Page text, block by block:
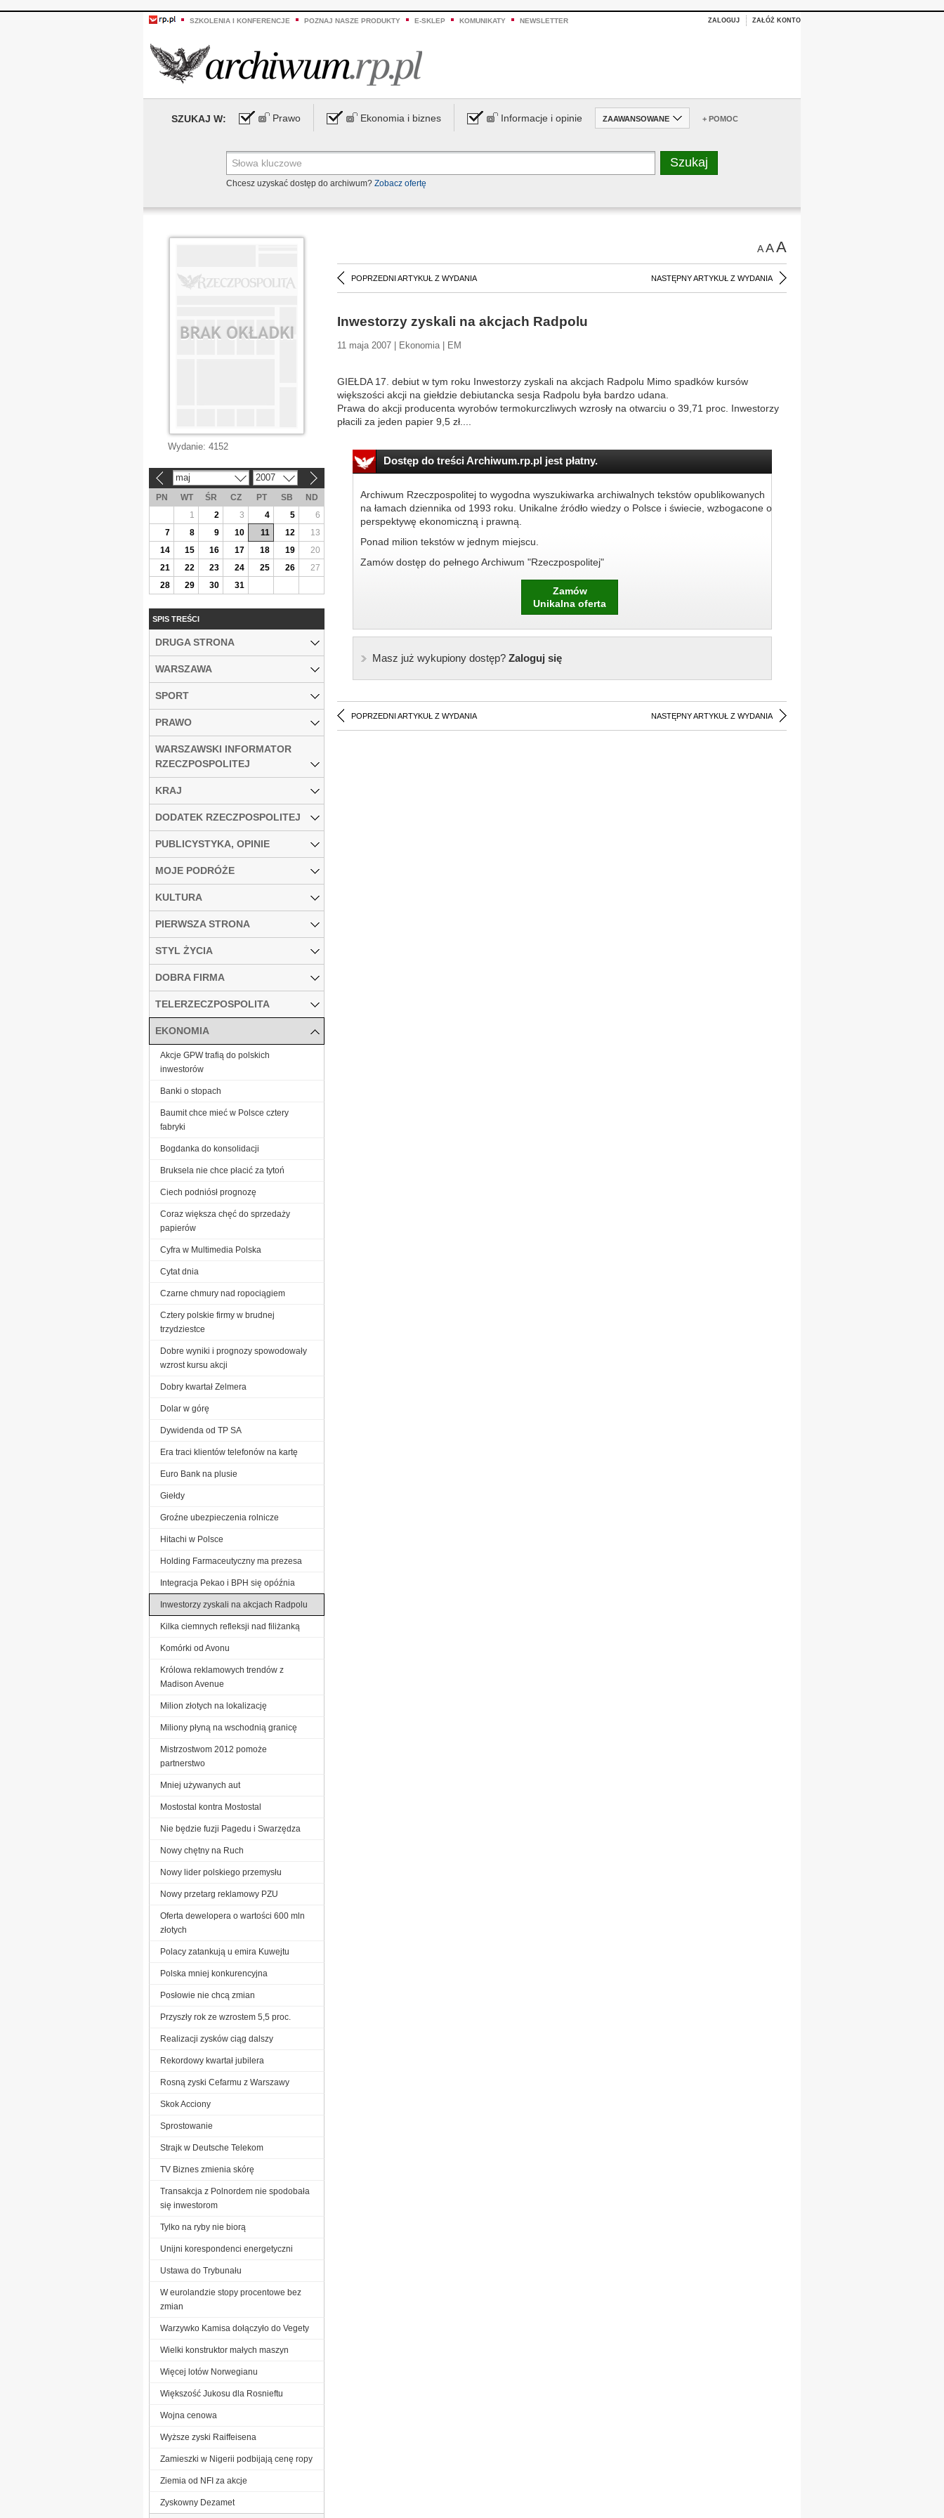
SZKOLENIA I KONFERENCJE POZNAJ NASZE PRODUKTY E-SKLEP KOMUNIKATY NEWSLETTER ZALOGUJ ZAŁÓŻ KONTO
SZUKAJ W: Prawo Ekonomia i biznes Informacje i opinie ZAAWANSOWANE + POMOC
Chcesz uzyskać dostęp do archiwum? Zobacz ofertę
AAA
POPRZEDNI ARTYKUŁ Z WYDANIA NASTĘPNY ARTYKUŁ Z WYDANIA
Inwestorzy zyskali na akcjach Radpolu
11 maja 2007 | Ekonomia | EM
GIEŁDA 17. debiut w tym roku Inwestorzy zyskali na akcjach Radpolu Mimo spadków kursów
większości akcji na giełdzie debiutancka sesja Radpolu była bardzo udana.
Prawa do akcji producenta wyrobów termokurczliwych wzrosły na otwarciu o 39,71 proc. Inwestorzy
płacili za jeden papier 9,5 zł....
Dostęp do treści Archiwum.rp.pl jest płatny.
Archiwum Rzeczpospolitej to wygodna wyszukiwarka archiwalnych tekstów opublikowanych
na łamach dziennika od 1993 roku. Unikalne źródło wiedzy o Polsce i świecie, wzbogacone o
perspektywę ekonomiczną i prawną.
Ponad milion tekstów w jednym miejscu.
Zamów dostęp do pełnego Archiwum "Rzeczpospolitej"
Zamów
Unikalna oferta
Masz już wykupiony dostęp?Zaloguj się
POPRZEDNI ARTYKUŁ Z WYDANIA NASTĘPNY ARTYKUŁ Z WYDANIA
Wydanie: 4152
maj 2007
PN WT ŚR CZ PT SB
ND
1
2 3 4 5
6
7
8 9 10 11 12
13
14
15 16 17 18 19
20
21
22 23 24 25 26
27
28
29 30 31
SPIS TREŚCI
DRUGA STRONA
WARSZAWA
SPORT
PRAWO
WARSZAWSKI INFORMATOR
RZECZPOSPOLITEJ
KRAJ
DODATEK RZECZPOSPOLITEJ
PUBLICYSTYKA, OPINIE
MOJE PODRÓŻE
KULTURA
PIERWSZA STRONA
STYL ŻYCIA
DOBRA FIRMA
TELERZECZPOSPOLITA
EKONOMIA
Akcje GPW trafią do polskich
inwestorów
Banki o stopach
Baumit chce mieć w Polsce cztery
fabryki
Bogdanka do konsolidacji
Bruksela nie chce płacić za tytoń
Ciech podniósł prognozę
Coraz większa chęć do sprzedaży
papierów
Cyfra w Multimedia Polska
Cytat dnia
Czarne chmury nad ropociągiem
Cztery polskie firmy w brudnej
trzydziestce
Dobre wyniki i prognozy spowodowały
wzrost kursu akcji
Dobry kwartał Zelmera
Dolar w górę
Dywidenda od TP SA
Era traci klientów telefonów na kartę
Euro Bank na plusie
Giełdy
Groźne ubezpieczenia rolnicze
Hitachi w Polsce
Holding Farmaceutyczny ma prezesa
Integracja Pekao i BPH się opóźnia
Inwestorzy zyskali na akcjach Radpolu
Kilka ciemnych refleksji nad filiżanką
Komórki od Avonu
Królowa reklamowych trendów z
Madison Avenue
Milion złotych na lokalizację
Miliony płyną na wschodnią granicę
Mistrzostwom 2012 pomoże
partnerstwo
Mniej używanych aut
Mostostal kontra Mostostal
Nie będzie fuzji Pagedu i Swarzędza
Nowy chętny na Ruch
Nowy lider polskiego przemysłu
Nowy przetarg reklamowy PZU
Oferta dewelopera o wartości 600 mln
złotych
Polacy zatankują u emira Kuwejtu
Polska mniej konkurencyjna
Posłowie nie chcą zmian
Przyszły rok ze wzrostem 5,5 proc.
Realizacji zysków ciąg dalszy
Rekordowy kwartał jubilera
Rosną zyski Cefarmu z Warszawy
Skok Acciony
Sprostowanie
Strajk w Deutsche Telekom
TV Biznes zmienia skórę
Transakcja z Polnordem nie spodobała
się inwestorom
Tylko na ryby nie biorą
Unijni korespondenci energetyczni
Ustawa do Trybunału
W eurolandzie stopy procentowe bez
zmian
Warzywko Kamisa dołączyło do Vegety
Wielki konstruktor małych maszyn
Więcej lotów Norwegianu
Większość Jukosu dla Rosnieftu
Wojna cenowa
Wyższe zyski Raiffeisena
Zamieszki w Nigerii podbijają cenę ropy
Ziemia od NFI za akcje
Zyskowny Dezamet